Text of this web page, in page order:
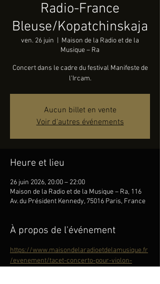
Radio-France
Bleuse/Kopatchinskaja
ven. 26 juin
Maison de la Radio et de la
Musique – Ra
Concert dans le cadre du festival Manifeste de
l'Ircam.
Aucun billet en vente
Voir d'autres événements
Heure et lieu
26 juin 2026, 20:00 – 22:00
Maison de la Radio et de la Musique – Ra, 116
Av. du Président Kennedy, 75016 Paris, France
À propos de l'événement
https://www.maisondelaradioetdelamusique.fr
/evenement/tacet-concerto-pour-violon-